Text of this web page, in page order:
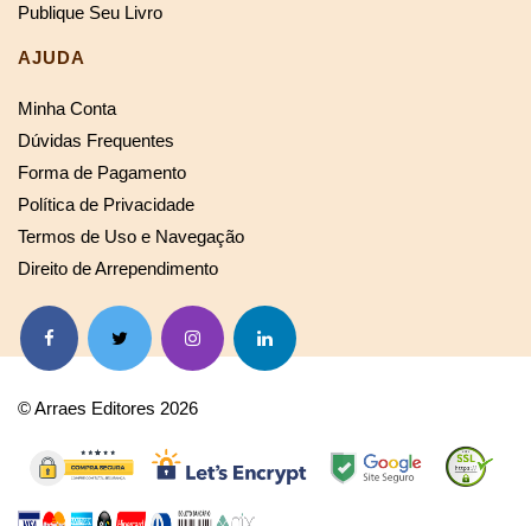
Publique Seu Livro
AJUDA
Minha Conta
Dúvidas Frequentes
Forma de Pagamento
Política de Privacidade
Termos de Uso e Navegação
Direito de Arrependimento
© Arraes Editores 2026